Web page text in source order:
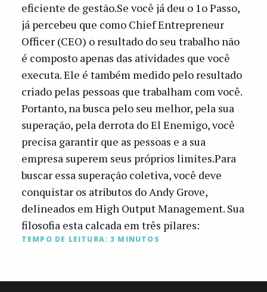
eficiente de gestão.Se você já deu o 1o Passo,
já percebeu que como Chief Entrepreneur
Officer (CEO) o resultado do seu trabalho não
é composto apenas das atividades que você
executa. Ele é também medido pelo resultado
criado pelas pessoas que trabalham com você.
Portanto, na busca pelo seu melhor, pela sua
superação, pela derrota do El Enemigo, você
precisa garantir que as pessoas e a sua
empresa superem seus próprios limites.Para
buscar essa superação coletiva, você deve
conquistar os atributos do Andy Grove,
delineados em High Output Management. Sua
filosofia esta calcada em três pilares:
TEMPO DE LEITURA: 3 MINUTOS